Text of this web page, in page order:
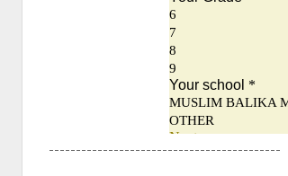
-------------------------------------------